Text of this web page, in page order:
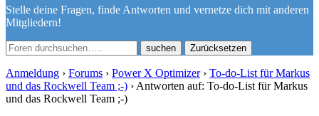
Stelle deine Fragen, finde Antworten und vernetze dich mit anderen
Mitgliedern!
Zurücksetzen
Anmeldung › Forums › Power X Optimizer › To-do-List für Markus
und das Rockwell Team ;-) › Antworten auf: To-do-List für Markus
und das Rockwell Team ;-)